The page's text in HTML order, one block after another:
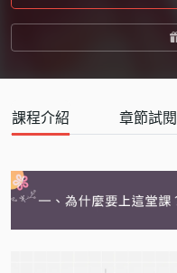
課程介紹 章節試閱